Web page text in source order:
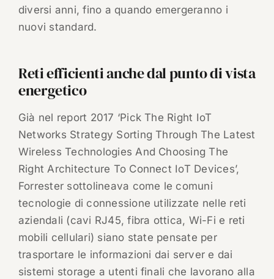
diversi anni, fino a quando emergeranno i
nuovi standard.
Reti efficienti anche dal punto di vista
energetico
Già nel report 2017 ‘Pick The Right IoT
Networks Strategy Sorting Through The Latest
Wireless Technologies And Choosing The
Right Architecture To Connect IoT Devices’,
Forrester sottolineava come le comuni
tecnologie di connessione utilizzate nelle reti
aziendali (cavi RJ45, fibra ottica, Wi-Fi e reti
mobili cellulari) siano state pensate per
trasportare le informazioni dai server e dai
sistemi storage a utenti finali che lavorano alla